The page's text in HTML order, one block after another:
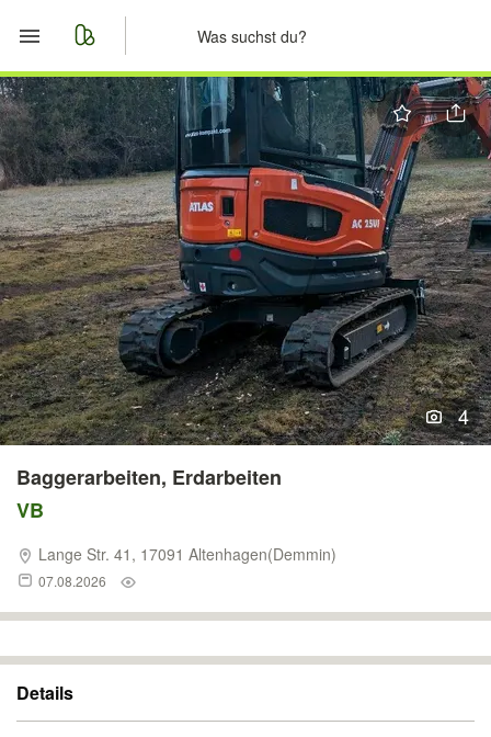
Start
Merkliste
Nachrichten
Anzeige aufgeben
4
Baggerarbeiten, Erdarbeiten
VB
Lange Str. 41, 17091 Altenhagen(Demmin)
07.08.2026
Details